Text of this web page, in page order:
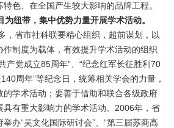
色、在全国产生较大影响的品牌工程。
为纽带，集中优势力量开展学术活动。
，省市社科联要精心组织，超前谋划，以
制度为载体，有效提升学术活动的组织
产党成立85周年”、“纪念红军长征胜利70
周年”等纪念日，统筹相关学会的力量，
学术活动；要善于借助和联合各级政府
具有重大影响力的学术活动。2006年，省
办“吴文化国际研讨会”、“第三届苏商高